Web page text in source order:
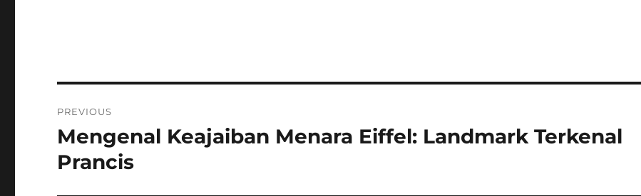
pos
PREVIOUS
Previous
post:
Mengenal Keajaiban Menara Eiffel: Landmark Terkenal
Prancis